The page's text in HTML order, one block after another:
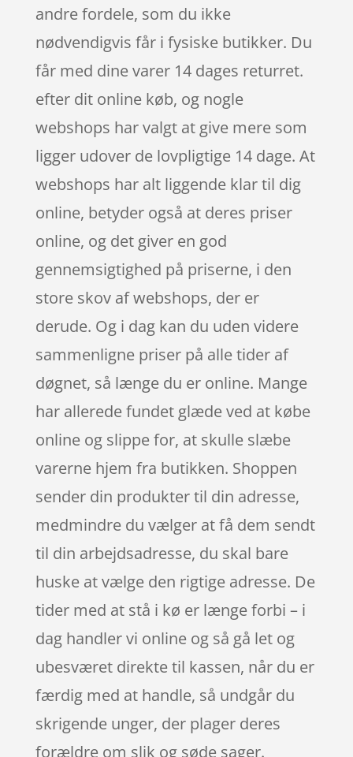
andre fordele, som du ikke
nødvendigvis får i fysiske butikker. Du
får med dine varer 14 dages returret.
efter dit online køb, og nogle
webshops har valgt at give mere som
ligger udover de lovpligtige 14 dage. At
webshops har alt liggende klar til dig
online, betyder også at deres priser
online, og det giver en god
gennemsigtighed på priserne, i den
store skov af webshops, der er
derude. Og i dag kan du uden videre
sammenligne priser på alle tider af
døgnet, så længe du er online. Mange
har allerede fundet glæde ved at købe
online og slippe for, at skulle slæbe
varerne hjem fra butikken. Shoppen
sender din produkter til din adresse,
medmindre du vælger at få dem sendt
til din arbejdsadresse, du skal bare
huske at vælge den rigtige adresse. De
tider med at stå i kø er længe forbi – i
dag handler vi online og så gå let og
ubesværet direkte til kassen, når du er
færdig med at handle, så undgår du
skrigende unger, der plager deres
forældre om slik og søde sager.